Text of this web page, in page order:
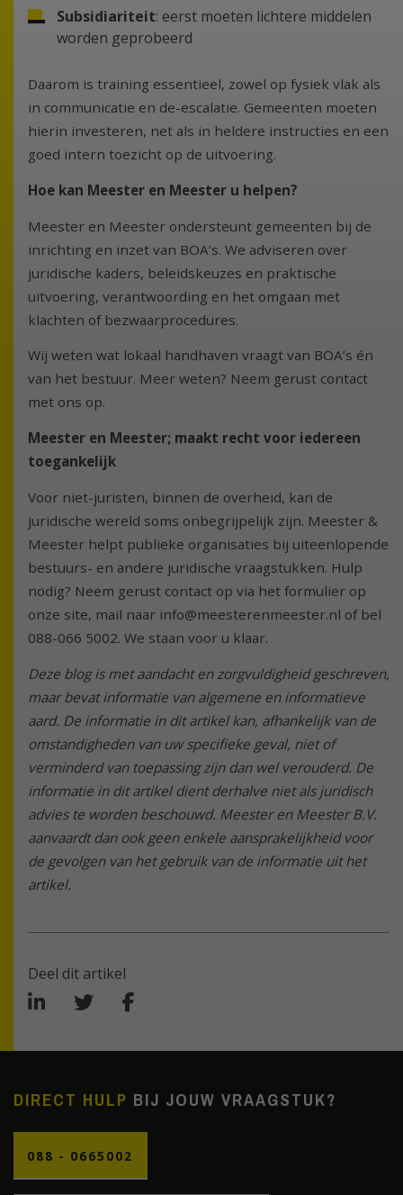
Subsidiariteit: eerst moeten lichtere middelen
worden geprobeerd
Daarom is training essentieel, zowel op fysiek vlak als
in communicatie en de-escalatie. Gemeenten moeten
hierin investeren, net als in heldere instructies en een
goed intern toezicht op de uitvoering.
Hoe kan Meester en Meester u helpen?
Meester en Meester ondersteunt gemeenten bij de
inrichting en inzet van BOA’s. We adviseren over
juridische kaders, beleidskeuzes en praktische
uitvoering, verantwoording en het omgaan met
klachten of bezwaarprocedures.
Wij weten wat lokaal handhaven vraagt van BOA’s én
van het bestuur. Meer weten? Neem gerust contact
met ons op.
Meester en Meester; maakt recht voor iedereen
toegankelijk
Voor niet-juristen, binnen de overheid, kan de
juridische wereld soms onbegrijpelijk zijn. Meester &
Meester helpt publieke organisaties bij uiteenlopende
bestuurs- en andere juridische vraagstukken. Hulp
nodig? Neem gerust contact op via het formulier op
onze site, mail naar info@meesterenmeester.nl of bel
088-066 5002. We staan voor u klaar.
Deze blog is met aandacht en zorgvuldigheid geschreven,
maar bevat informatie van algemene en informatieve
aard. De informatie in dit artikel kan, afhankelijk van de
omstandigheden van uw specifieke geval, niet of
verminderd van toepassing zijn dan wel verouderd. De
informatie in dit artikel dient derhalve niet als juridisch
advies te worden beschouwd. Meester en Meester B.V.
aanvaardt dan ook geen enkele aansprakelijkheid voor
de gevolgen van het gebruik van de informatie uit het
artikel.
Deel dit artikel
DIRECT HULP BIJ JOUW VRAAGSTUK?
088 - 0665002